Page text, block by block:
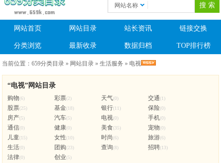
网站名称
网站首页 网站目录 站长资讯 链接交换
分类浏览 最新收录 数据归档 TOP排行榜
当前位置：659分类目录 » 网站目录 »生活服务 » 电视
“电视”网站目录
购物(6) 彩票(2) 天气(0) 交通(1)
股票(25) 基金(18) 银行(11) 保险(0)
房产(5) 汽车(5) 电视(0) 手机(0)
通信(0) 健康(0) 美食(35) 宠物(0)
儿童(15) 女性(10) 时尚(6) 旅游(6)
生活(0) 团购(23) 查询(8) 招聘(13)
法律(0) 创业(5)